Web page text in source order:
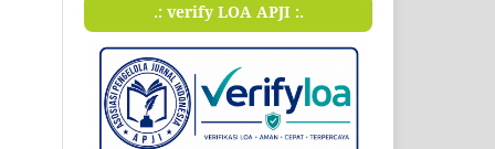
.: verify LOA APJI :.